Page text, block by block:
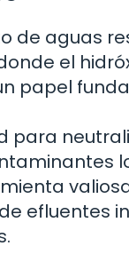
de aguas
el
papel
para
efluentes